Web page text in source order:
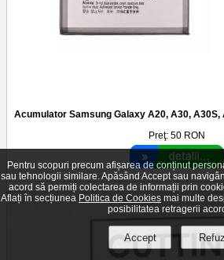
Acumulator Samsung Galaxy A20, A30, A30S,
Preţ: 50 RON
Pentru scopuri precum afișarea de conținut
sau tehnologii similare. Apăsând Accept sau
acord să permiți colectarea de informații prin
Aflați în secțiunea Politica de Cookies mai multe
posibilitatea retragerii